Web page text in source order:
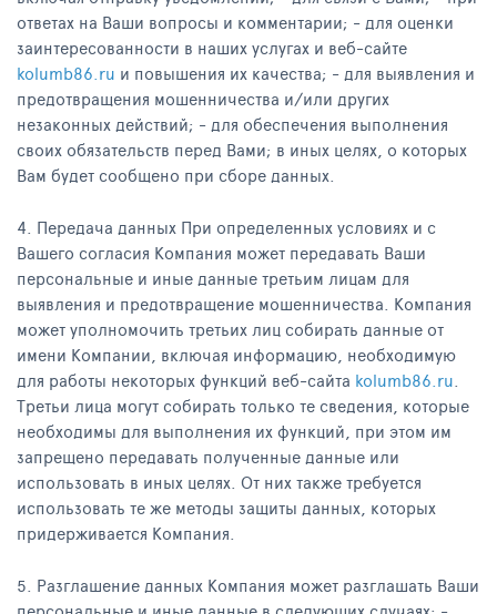
ответах на Ваши вопросы и комментарии; - для оценки
заинтересованности в наших услугах и веб-сайте
kolumb86.ru и повышения их качества; - для выявления и
предотвращения мошенничества и/или других
незаконных действий; - для обеспечения выполнения
своих обязательств перед Вами; в иных целях, о которых
Вам будет сообщено при сборе данных.
4. Передача данных При определенных условиях и с
Вашего согласия Компания может передавать Ваши
персональные и иные данные третьим лицам для
выявления и предотвращение мошенничества. Компания
может уполномочить третьих лиц собирать данные от
имени Компании, включая информацию, необходимую
для работы некоторых функций веб-сайта kolumb86.ru
Третьи лица могут собирать только те сведения, которые
необходимы для выполнения их функций, при этом им
запрещено передавать полученные данные или
использовать в иных целях. От них также требуется
использовать те же методы защиты данных, которых
придерживается Компания.
5. Разглашение данных Компания может разглашать Ваши